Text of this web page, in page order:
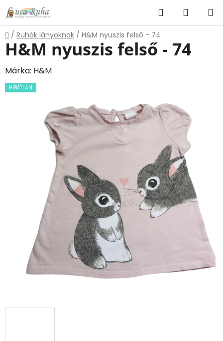
Ugrás
fő
tartalomhoz
KeresésKOSÁR
Kezdőlap
/ Ruhák lányoknak / H&M nyuszis felső - 74
H&M nyuszis felső - 74
Márka: H&M
HIBÁTLAN